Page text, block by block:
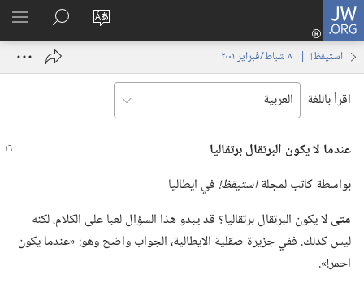
JW.ORG
تغيير
الموقع
تسجيل
الدخول
نافذة
البحث
في
JW.‎ORG
استيقظ‏!‏ | ‏‎ ٨‏ ‏‎شباط/فبراير‏ ‎٢٠٠١
اقرأ باللغة
عندما لا يكون البرتقال برتقاليا
بواسطة كاتب لمجلةاستيقظ!‏ في ايطاليا
متىلا يكون البرتقال برتقاليا؟‏ قد يبدو هذا السؤال لعبا على الكلام،‏ لكنه
ليس كذلك.‏ ففي جزيرة صقلية الايطالية،‏ الجواب واضح وهو:‏ «عندما يكون
احمر!‏».‏